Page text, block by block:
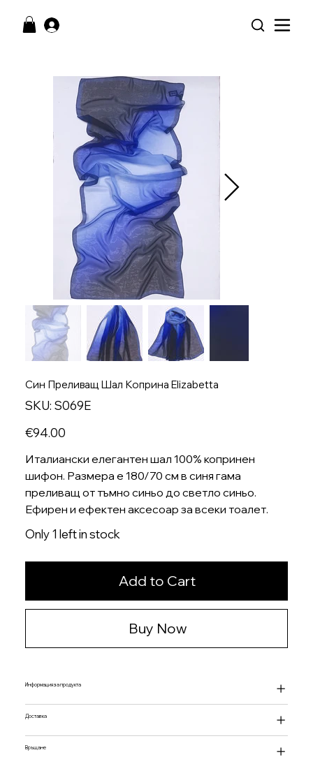
Син Преливащ Шал Коприна Elizabetta
SKU: SKU
S069E
S069E
Price
€94.00
Италиански елегантен шал 100% копринен
шифон. Размера е 180/70 см в синя гама
преливащ от тъмно синьо до светло синьо.
Ефирен и ефектен аксесоар за всеки тоалет.
Only 1 left in stock
Add to Cart
Buy Now
Информация за продукта
Доставка
Връщане